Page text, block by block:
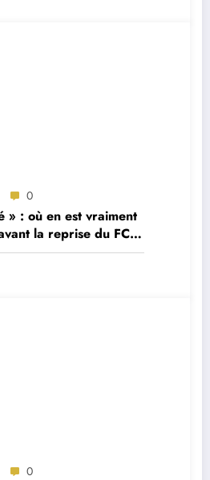
0
» : où en est vraiment
la reprise du FC
0